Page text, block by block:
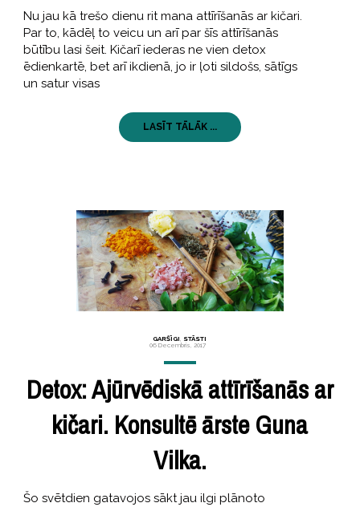
Nu jau kā trešo dienu rit mana attīrīšanās ar kičari.
Par to, kādēļ to veicu un arī par šīs attīrīšanās
būtību lasi šeit. Kičarī iederas ne vien detox
ēdienkartē, bet arī ikdienā, jo ir ļoti sildošs, sātīgs
un satur visas
LASĪT TĀLĀK ...
GARŠĪGI, STĀSTI
06 Decembris, 2017
Detox: Ajūrvēdiskā attīrīšanās ar
kičari. Konsultē ārste Guna
Vilka.
Šo svētdien gatavojos sākt jau ilgi plānoto